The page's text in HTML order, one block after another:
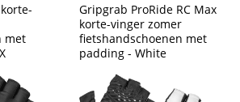
met
Gripgrab ProRide RC Max
korte-vinger zomer
fietshandschoenen met
padding - White